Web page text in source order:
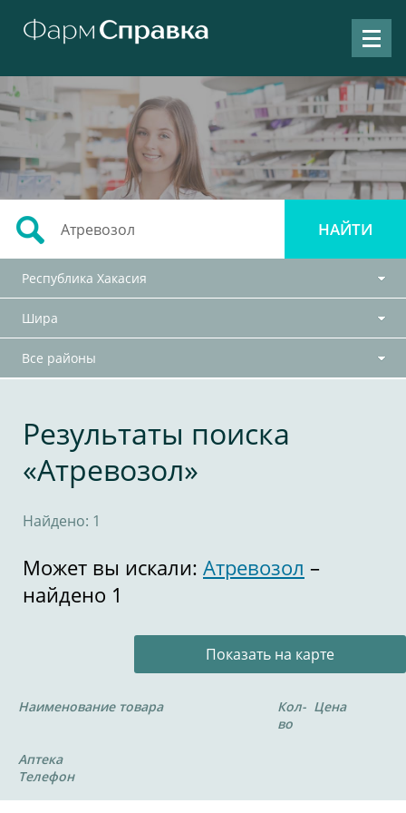
Республика Хакасия
Шира
Все районы
Результаты поиска
«Атревозол»
Найдено: 1
Может вы искали: Атревозол –
найдено 1
Показать на карте
Наименование товара
Кол-
во
Цена
Аптека
Телефон